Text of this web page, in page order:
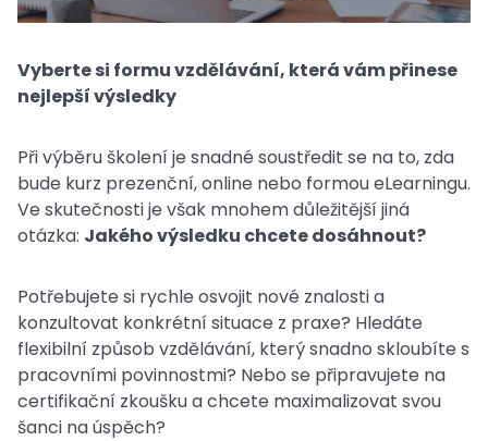
Vyberte si formu vzdělávání, která vám přinese
nejlepší výsledky
Při výběru školení je snadné soustředit se na to, zda
bude kurz prezenční, online nebo formou eLearningu.
Ve skutečnosti je však mnohem důležitější jiná
otázka: Jakého výsledku chcete dosáhnout?
Potřebujete si rychle osvojit nové znalosti a
konzultovat konkrétní situace z praxe? Hledáte
flexibilní způsob vzdělávání, který snadno skloubíte s
pracovními povinnostmi? Nebo se připravujete na
certifikační zkoušku a chcete maximalizovat svou
šanci na úspěch?